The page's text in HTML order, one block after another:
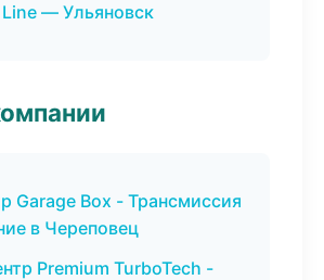
— Ульяновск
Garage Box - Трансмиссия
в Череповец
Premium TurboTech -